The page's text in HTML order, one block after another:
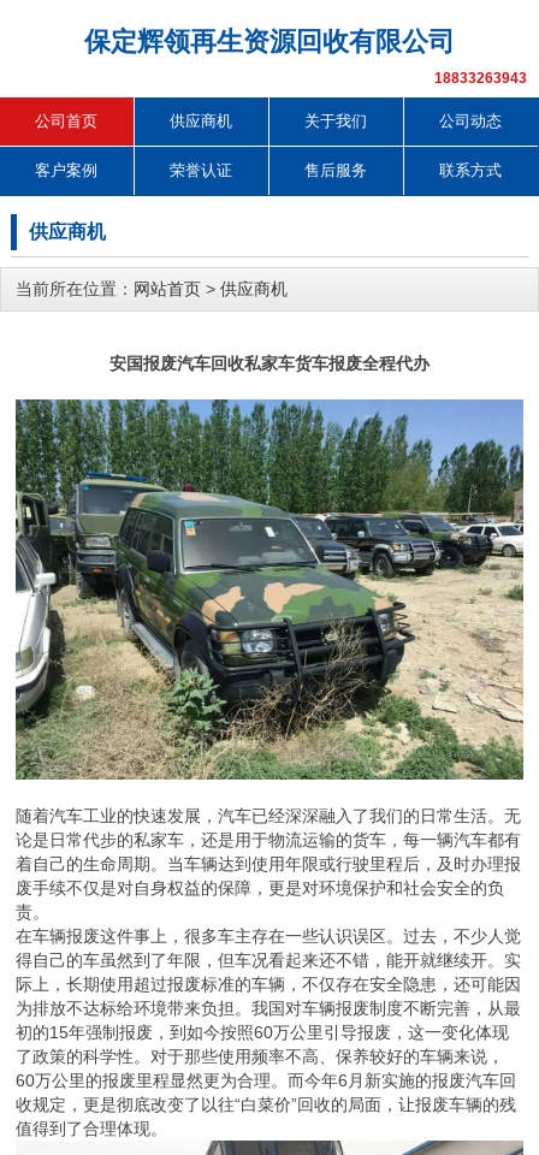
保定辉领再生资源回收有限公司
18833263943
公司首页 供应商机 关于我们 公司动态
客户案例 荣誉认证 售后服务 联系方式
供应商机
当前所在位置： 网站首页 > 供应商机
安国报废汽车回收私家车货车报废全程代办
随着汽车工业的快速发展，汽车已经深深融入了我们的日常生活。无
论是日常代步的私家车，还是用于物流运输的货车，每一辆汽车都有
着自己的生命周期。当车辆达到使用年限或行驶里程后，及时办理报
废手续不仅是对自身权益的保障，更是对环境保护和社会安全的负
责。
在车辆报废这件事上，很多车主存在一些认识误区。过去，不少人觉
得自己的车虽然到了年限，但车况看起来还不错，能开就继续开。实
际上，长期使用超过报废标准的车辆，不仅存在安全隐患，还可能因
为排放不达标给环境带来负担。我国对车辆报废制度不断完善，从最
初的15年强制报废，到如今按照60万公里引导报废，这一变化体现
了政策的科学性。对于那些使用频率不高、保养较好的车辆来说，
60万公里的报废里程显然更为合理。而今年6月新实施的报废汽车回
收规定，更是彻底改变了以往“白菜价”回收的局面，让报废车辆的残
值得到了合理体现。